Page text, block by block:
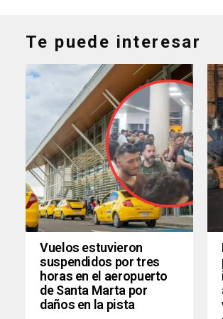
Te puede interesar
Vuelos estuvieron
suspendidos por tres
horas en el aeropuerto
de Santa Marta por
daños en la pista